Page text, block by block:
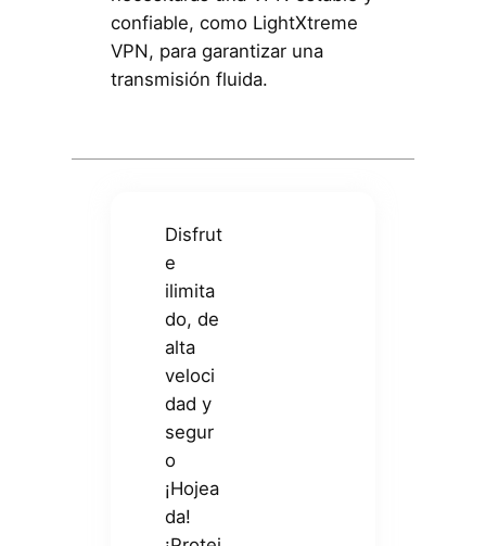
confiable, como LightXtreme
VPN, para garantizar una
transmisión fluida.
Disfrut
e
ilimita
do, de
alta
veloci
dad y
segur
o
¡Hojea
da!